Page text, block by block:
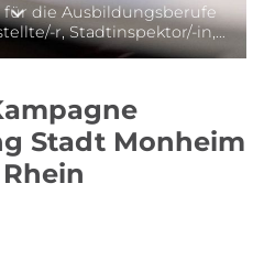
für die Ausbildungsberufe
r, Stadtinspektor/-in,
Stadt Monheim